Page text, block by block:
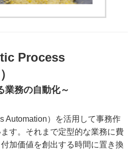
Process
業務の自動化～
Automation）を活用して事務作
す。それまで定型的な業務に費
加価値を創出する時間に置き換